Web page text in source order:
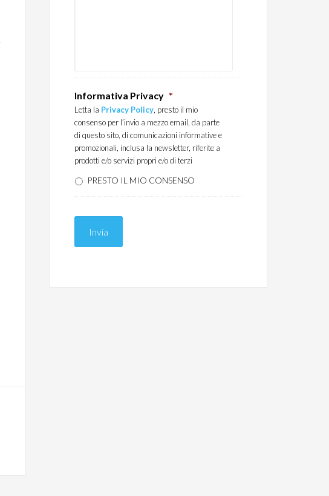
Informativa Privacy *
Letta la Privacy Policy , presto il mio
consenso per l’invio a mezzo email, da parte
di questo sito, di comunicazioni informative e
promozionali, inclusa la newsletter, riferite a
prodotti e/o servizi propri e/o di terzi
PRESTO IL MIO CONSENSO